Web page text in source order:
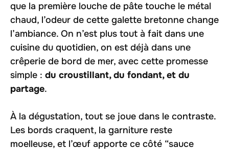
que la première louche de pâte touche le métal
chaud, l’odeur de cette galette bretonne change
l’ambiance. On n’est plus tout à fait dans une
cuisine du quotidien, on est déjà dans une
crêperie de bord de mer, avec cette promesse
simple : du croustillant, du fondant, et du
partage.
À la dégustation, tout se joue dans le contraste.
Les bords craquent, la garniture reste
moelleuse, et l’œuf apporte ce côté “sauce